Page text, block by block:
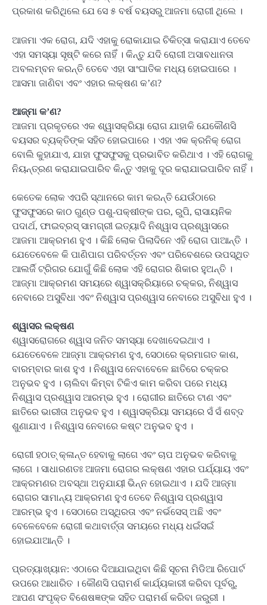
ପ୍ରକାଶ କରିଥିଲେ ଯେ ସେ ୫ ବର୍ଷ ବୟସରୁ ଆଜମା ରୋଗୀ ଥିଲେ ।
ଆଜମା ଏକ ରୋଗ, ଯଦି ଏହାକୁ ରୋକାଯାଇ ଚିକିତ୍ସା କରାଯାଏ ତେବେ
ଏହା ସମସ୍ୟା ସୃଷ୍ଟି କରେ ନାହିଁ । କିନ୍ତୁ ଯଦି ରୋଗୀ ଅସାବଧାନତା
ଅବଲମ୍ବନ କରନ୍ତି ତେବେ ଏହା ସାଂଘାତିକ ମଧ୍ୟ ହୋଇପାରେ ।
ଆସମା ଜାଣିବା ଏବଂ ଏହାର ଲକ୍ଷଣ କ’ଣ?
ଆଜ୍‌ମା କ’ଣ?
ଆଜମା ପ୍ରକୃତରେ ଏକ ଶ୍ୱାସକ୍ରିୟା ରୋଗ ଯାହାକି ଯେକୌଣସି
ବୟସର ବ୍ୟକ୍ତିଙ୍କ ସହିତ ହୋଇପାରେ । ଏହା ଏକ କ୍ରନିକ୍ ରୋଗ
ବୋଲି କୁହାଯାଏ, ଯାହା ଫୁସଫୁସକୁ ପ୍ରଭାବିତ କରିଥାଏ । ଏହି ରୋଗକୁ
ନିୟନ୍ତ୍ରଣ କରାଯାଇପାରିବ କିନ୍ତୁ ଏହାକୁ ଦୂର କରାଯାଇପାରିବ ନାହିଁ ।
କେତେକ ଲୋକ ଏପରି ସ୍ଥାନରେ କାମ କରନ୍ତି ଯେଉଁଠାରେ
ଫୁସଫୁସରେ କାଠ ଗୁଣ୍ଡ ପଶୁ-ପକ୍ଷୀଙ୍କ ପର, ରୁପି, ରାସାୟନିକ
ପଦାର୍ଥ, ଫାଇବ୍ରସ୍ ସାମଗ୍ରୀ ଇତ୍ୟାଦି ନିଶ୍ୱାସ ପ୍ରଶ୍ୱାସରେ
ଆଜମା ଆକ୍ରମଣ ହୁଏ । କିଛି ଲୋକ ପିଲାଦିନେ ଏହି ରୋଗ ପାଆନ୍ତି ।
ଯେତେବେଳେ କି ପାଣିପାଗ ପରିବର୍ତ୍ତନ ଏବଂ ପରିବେଶରେ ଉପସ୍ଥିତ
ଆଲର୍ଜି ଟ୍ରିଗର ଯୋଗୁଁ କିଛି ଲୋକ ଏହି ରୋଗର ଶିକାର ହୁଅନ୍ତି ।
ଆଜ୍‌ମା ଆକ୍ରମଣ ସମୟରେ ଶ୍ୱାସକ୍ରିୟାରେ ଚକ୍କର, ନିଶ୍ୱାସ
ନେବାରେ ଅସୁବିଧା ଏବଂ ନିଶ୍ୱାସ ପ୍ରଶ୍ୱାସ ନେବାରେ ଅସୁବିଧା ହୁଏ ।
ଶ୍ୱାସର ଲକ୍ଷଣ
ଶ୍ୱାସରୋଗରେ ଶ୍ୱାସ ଜନିତ ସମସ୍ୟା ଦେଖାଦେଇଥାଏ ।
ଯେତେବେଳେ ଆଜ୍‌ମା ଆକ୍ରମଣ ହୁଏ, ସେଠାରେ କ୍ରମାଗତ କାଶ,
ବାରମ୍ବାର କାଶ ହୁଏ । ନିଶ୍ୱାସ ନେବାବେଳେ ଛାତିରେ ଚକ୍କର
ଅନୁଭବ ହୁଏ । ଚାଲିବା କିମ୍ବା ଟିକିଏ କାମ କରିବା ପରେ ମଧ୍ୟ
ନିଶ୍ୱାସ ପ୍ରଶ୍ୱାସ ଆରମ୍ଭ ହୁଏ । ରୋଗୀର ଛାତିରେ ଟାଣ ଏବଂ
ଛାତିରେ ଭାରୀତା ଅନୁଭବ ହୁଏ । ଶ୍ୱାସକ୍ରିୟା ସମୟରେ ସଁ ସଁ ଶବ୍ଦ
ଶୁଣାଯାଏ । ନିଶ୍ୱାସ ନେବାରେ କଷ୍ଟ ଅନୁଭବ ହୁଏ ।
ରୋଗୀ ହଠାତ୍ କ୍ଳାନ୍ତ ହେବାକୁ ଲାଗେ ଏବଂ ଚାପ ଅନୁଭବ କରିବାକୁ
ଲାଗେ । ସାଧାରଣତଃ ଆଜମା ରୋଗର ଲକ୍ଷଣ ଏହାର ପର୍ଯ୍ୟାୟ ଏବଂ
ଆକ୍ରମଣର ଅବସ୍ଥା ଅନୁଯାୟୀ ଭିନ୍ନ ହୋଇଥାଏ । ଯଦି ଆଜ୍‌ମା
ରୋଗର ସାମାନ୍ୟ ଆକ୍ରମଣ ହୁଏ ତେବେ ନିଶ୍ୱାସ ପ୍ରଶ୍ୱାସ
ଆରମ୍ଭ ହୁଏ । ସେଠାରେ ଅସ୍ଥିରତା ଏବଂ ନର୍ଭସେସ୍ ଅଛି ଏବଂ
ବେଳେବେଳେ ରୋଗୀ କଥାବାର୍ତ୍ତା ସମୟରେ ମଧ୍ୟ ଧଇଁସଇଁ
ହୋଇଯାଆନ୍ତି ।
ପ୍ରତ୍ୟାଖ୍ୟାନ: ଏଠାରେ ଦିଆଯାଇଥିବା କିଛି ସୂଚନା ମିଡିଆ ରିପୋର୍ଟ
ଉପରେ ଆଧାରିତ । କୌଣସି ପରାମର୍ଶ କାର୍ଯ୍ୟକାରୀ କରିବା ପୂର୍ବରୁ,
ଆପଣ ସଂପୃକ୍ତ ବିଶେଷଜ୍ଞଙ୍କ ସହିତ ପରାମର୍ଶ କରିବା ଜରୁରୀ ।